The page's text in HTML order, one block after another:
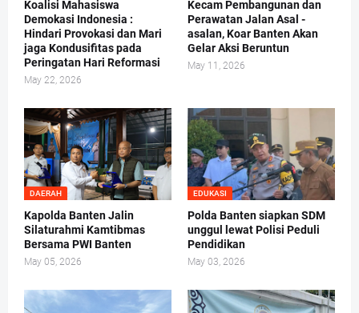
Koalisi Mahasiswa
Demokasi Indonesia :
Hindari Provokasi dan Mari
jaga Kondusifitas pada
Peringatan Hari Reformasi
May 22, 2026
Kecam Pembangunan dan
Perawatan Jalan Asal -
asalan, Koar Banten Akan
Gelar Aksi Beruntun
May 11, 2026
DAERAH
Kapolda Banten Jalin
Silaturahmi Kamtibmas
Bersama PWI Banten
May 05, 2026
EDUKASI
Polda Banten siapkan SDM
unggul lewat Polisi Peduli
Pendidikan
May 03, 2026